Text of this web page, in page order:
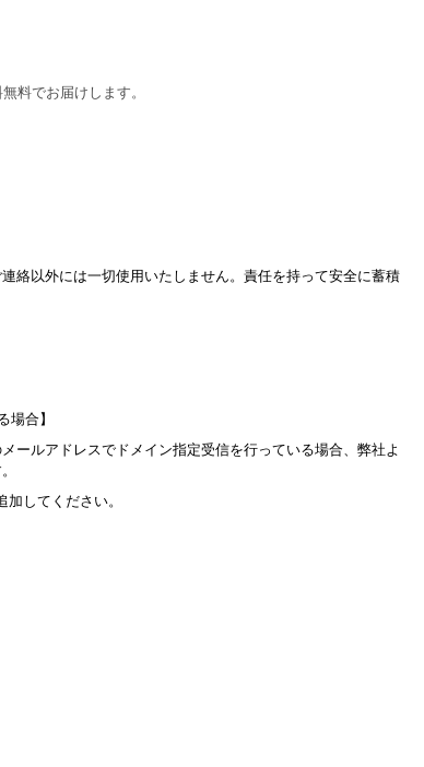
料でお届けします。
絡以外には一切使用いたしません。責任を持って安全に蓄積
場合】
ールアドレスでドメイン指定受信を行っている場合、弊社よ
加してください。